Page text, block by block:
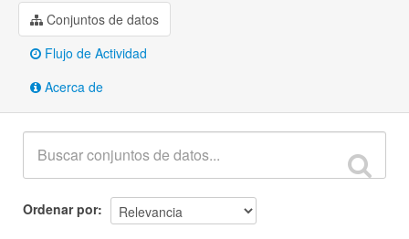
Conjuntos de datos
Flujo de Actividad
Acerca de
Ordenar por